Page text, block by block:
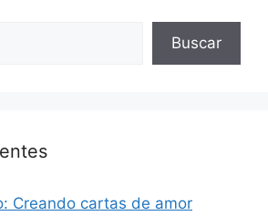
Buscar
Creando cartas de amor